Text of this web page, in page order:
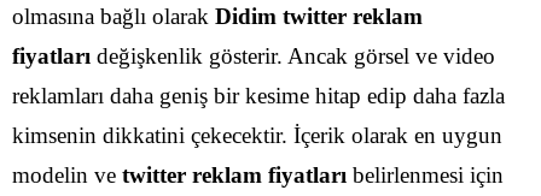
olmasına bağlı olarak Didim twitter reklam
fiyatları değişkenlik gösterir. Ancak görsel ve video
reklamları daha geniş bir kesime hitap edip daha fazla
kimsenin dikkatini çekecektir. İçerik olarak en uygun
modelin ve twitter reklam fiyatları belirlenmesi için